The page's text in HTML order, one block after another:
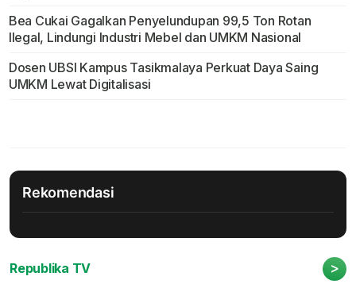
Bea Cukai Gagalkan Penyelundupan 99,5 Ton Rotan
Ilegal, Lindungi Industri Mebel dan UMKM Nasional
Dosen UBSI Kampus Tasikmalaya Perkuat Daya Saing
UMKM Lewat Digitalisasi
Rekomendasi
Republika TV >